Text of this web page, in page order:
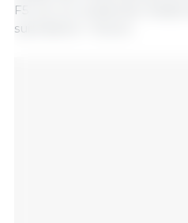
F5 con un contenuto medio
suini iberici × Duroc.